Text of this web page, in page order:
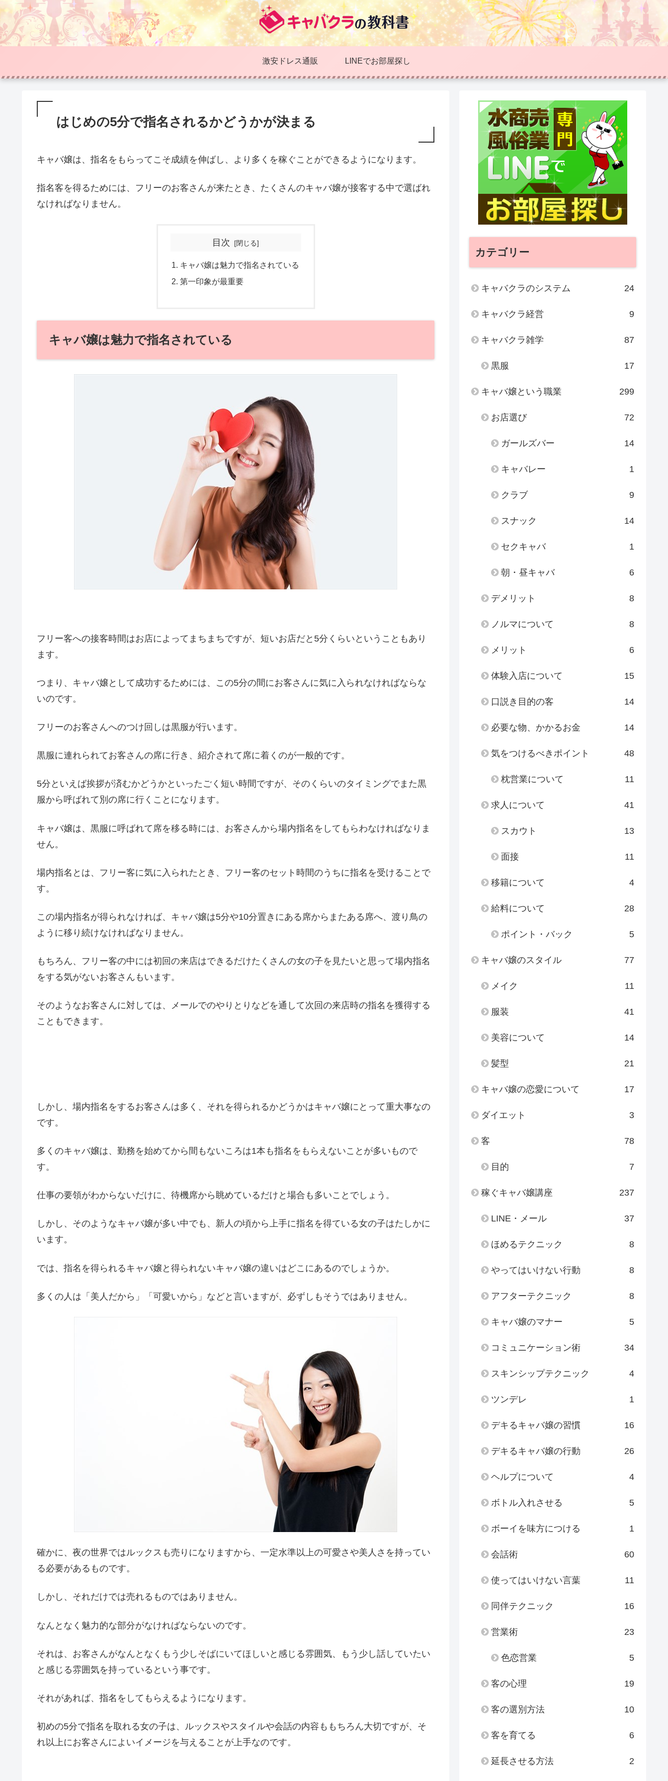
激安ドレス通販 LINEでお部屋探し
はじめの5分で指名されるかどうかが決まる
キャバ嬢は、指名をもらってこそ成績を伸ばし、より多くを稼ぐことができるようになります。
指名客を得るためには、フリーのお客さんが来たとき、たくさんのキャバ嬢が接客する中で選ばれ
なければなりません。
目次
キャバ嬢は魅力で指名されている
第一印象が最重要
キャバ嬢は魅力で指名されている
フリー客への接客時間はお店によってまちまちですが、短いお店だと5分くらいということもあり
ます。
つまり、キャバ嬢として成功するためには、この5分の間にお客さんに気に入られなければならな
いのです。
フリーのお客さんへのつけ回しは黒服が行います。
黒服に連れられてお客さんの席に行き、紹介されて席に着くのが一般的です。
5分といえば挨拶が済むかどうかといったごく短い時間ですが、そのくらいのタイミングでまた黒
服から呼ばれて別の席に行くことになります。
キャバ嬢は、黒服に呼ばれて席を移る時には、お客さんから場内指名をしてもらわなければなりま
せん。
場内指名とは、フリー客に気に入られたとき、フリー客のセット時間のうちに指名を受けることで
す。
この場内指名が得られなければ、キャバ嬢は5分や10分置きにある席からまたある席へ、渡り鳥の
ように移り続けなければなりません。
もちろん、フリー客の中には初回の来店はできるだけたくさんの女の子を見たいと思って場内指名
をする気がないお客さんもいます。
そのようなお客さんに対しては、メールでのやりとりなどを通して次回の来店時の指名を獲得する
こともできます。
しかし、場内指名をするお客さんは多く、それを得られるかどうかはキャバ嬢にとって重大事なの
です。
多くのキャバ嬢は、勤務を始めてから間もないころは1本も指名をもらえないことが多いもので
す。
仕事の要領がわからないだけに、待機席から眺めているだけと場合も多いことでしょう。
しかし、そのようなキャバ嬢が多い中でも、新人の頃から上手に指名を得ている女の子はたしかに
います。
では、指名を得られるキャバ嬢と得られないキャバ嬢の違いはどこにあるのでしょうか。
多くの人は「美人だから」「可愛いから」などと言いますが、必ずしもそうではありません。
確かに、夜の世界ではルックスも売りになりますから、一定水準以上の可愛さや美人さを持ってい
る必要があるものです。
しかし、それだけでは売れるものではありません。
なんとなく魅力的な部分がなければならないのです。
それは、お客さんがなんとなくもう少しそばにいてほしいと感じる雰囲気、もう少し話していたい
と感じる雰囲気を持っているという事です。
それがあれば、指名をしてもらえるようになります。
初めの5分で指名を取れる女の子は、ルックスやスタイルや会話の内容ももちろん大切ですが、そ
れ以上にお客さんによいイメージを与えることが上手なのです。
カテゴリー
キャバクラのシステム 24
キャバクラ経営 9
キャバクラ雑学 87
黒服 17
キャバ嬢という職業 299
お店選び 72
ガールズバー 14
キャバレー 1
クラブ 9
スナック 14
セクキャバ 1
朝・昼キャバ 6
デメリット 8
ノルマについて 8
メリット 6
体験入店について 15
口説き目的の客 14
必要な物、かかるお金 14
気をつけるべきポイント 48
枕営業について 11
求人について 41
スカウト 13
面接 11
移籍について 4
給料について 28
ポイント・バック 5
キャバ嬢のスタイル 77
メイク 11
服装 41
美容について 14
髪型 21
キャバ嬢の恋愛について 17
ダイエット 3
客 78
目的 7
稼ぐキャバ嬢講座 237
LINE・メール 37
ほめるテクニック 8
やってはいけない行動 8
アフターテクニック 8
キャバ嬢のマナー 5
コミュニケーション術 34
スキンシップテクニック 4
ツンデレ 1
デキるキャバ嬢の習慣 16
デキるキャバ嬢の行動 26
ヘルプについて 4
ボトル入れさせる 5
ボーイを味方につける 1
会話術 60
使ってはいけない言葉 11
同伴テクニック 16
営業術 23
色恋営業 5
客の心理 19
客の選別方法 10
客を育てる 6
延長させる方法 2